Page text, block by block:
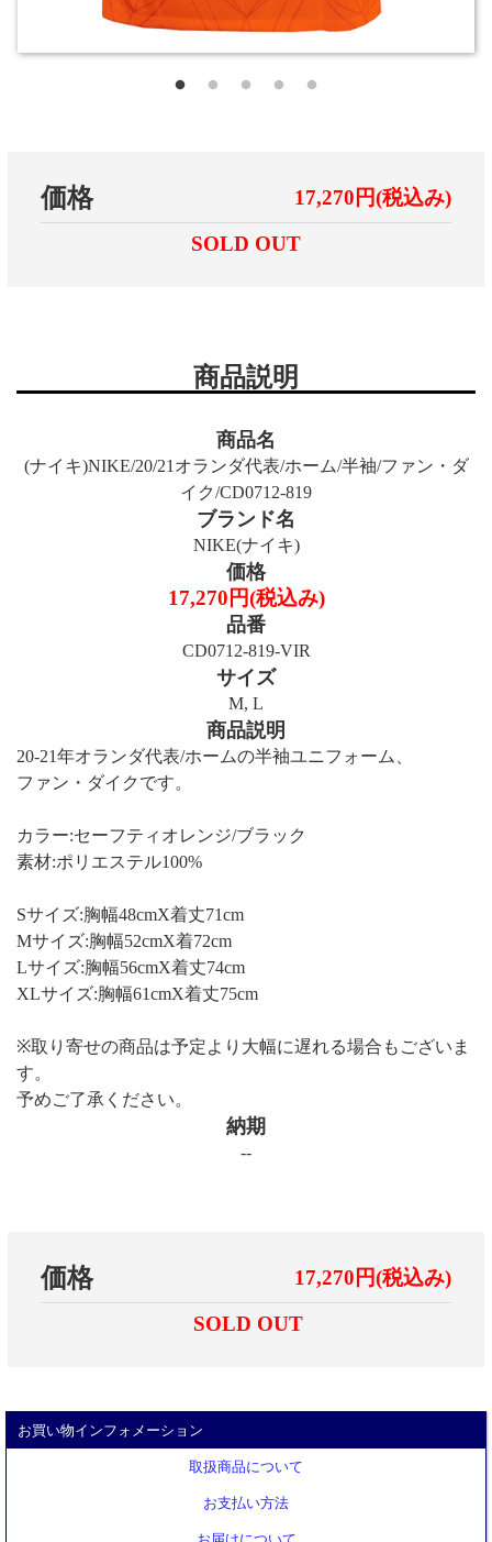
価格
17,270円(税込み)
SOLD OUT
商品説明
商品名
(ナイキ)NIKE/20/21オランダ代表/ホーム/半袖/ファン・ダ
イク/CD0712-819
ブランド名
NIKE(ナイキ)
価格
17,270円(税込み)
品番
CD0712-819-VIR
サイズ
M, L
商品説明
20-21年オランダ代表/ホームの半袖ユニフォーム、
ファン・ダイクです。
カラー:セーフティオレンジ/ブラック
素材:ポリエステル100%
Sサイズ:胸幅48cmX着丈71cm
Mサイズ:胸幅52cmX着72cm
Lサイズ:胸幅56cmX着丈74cm
XLサイズ:胸幅61cmX着丈75cm
※取り寄せの商品は予定より大幅に遅れる場合もございま
す。
予めご了承ください。
納期
--
価格
17,270円(税込み)
SOLD OUT
お買い物インフォメーション
取扱商品について
お支払い方法